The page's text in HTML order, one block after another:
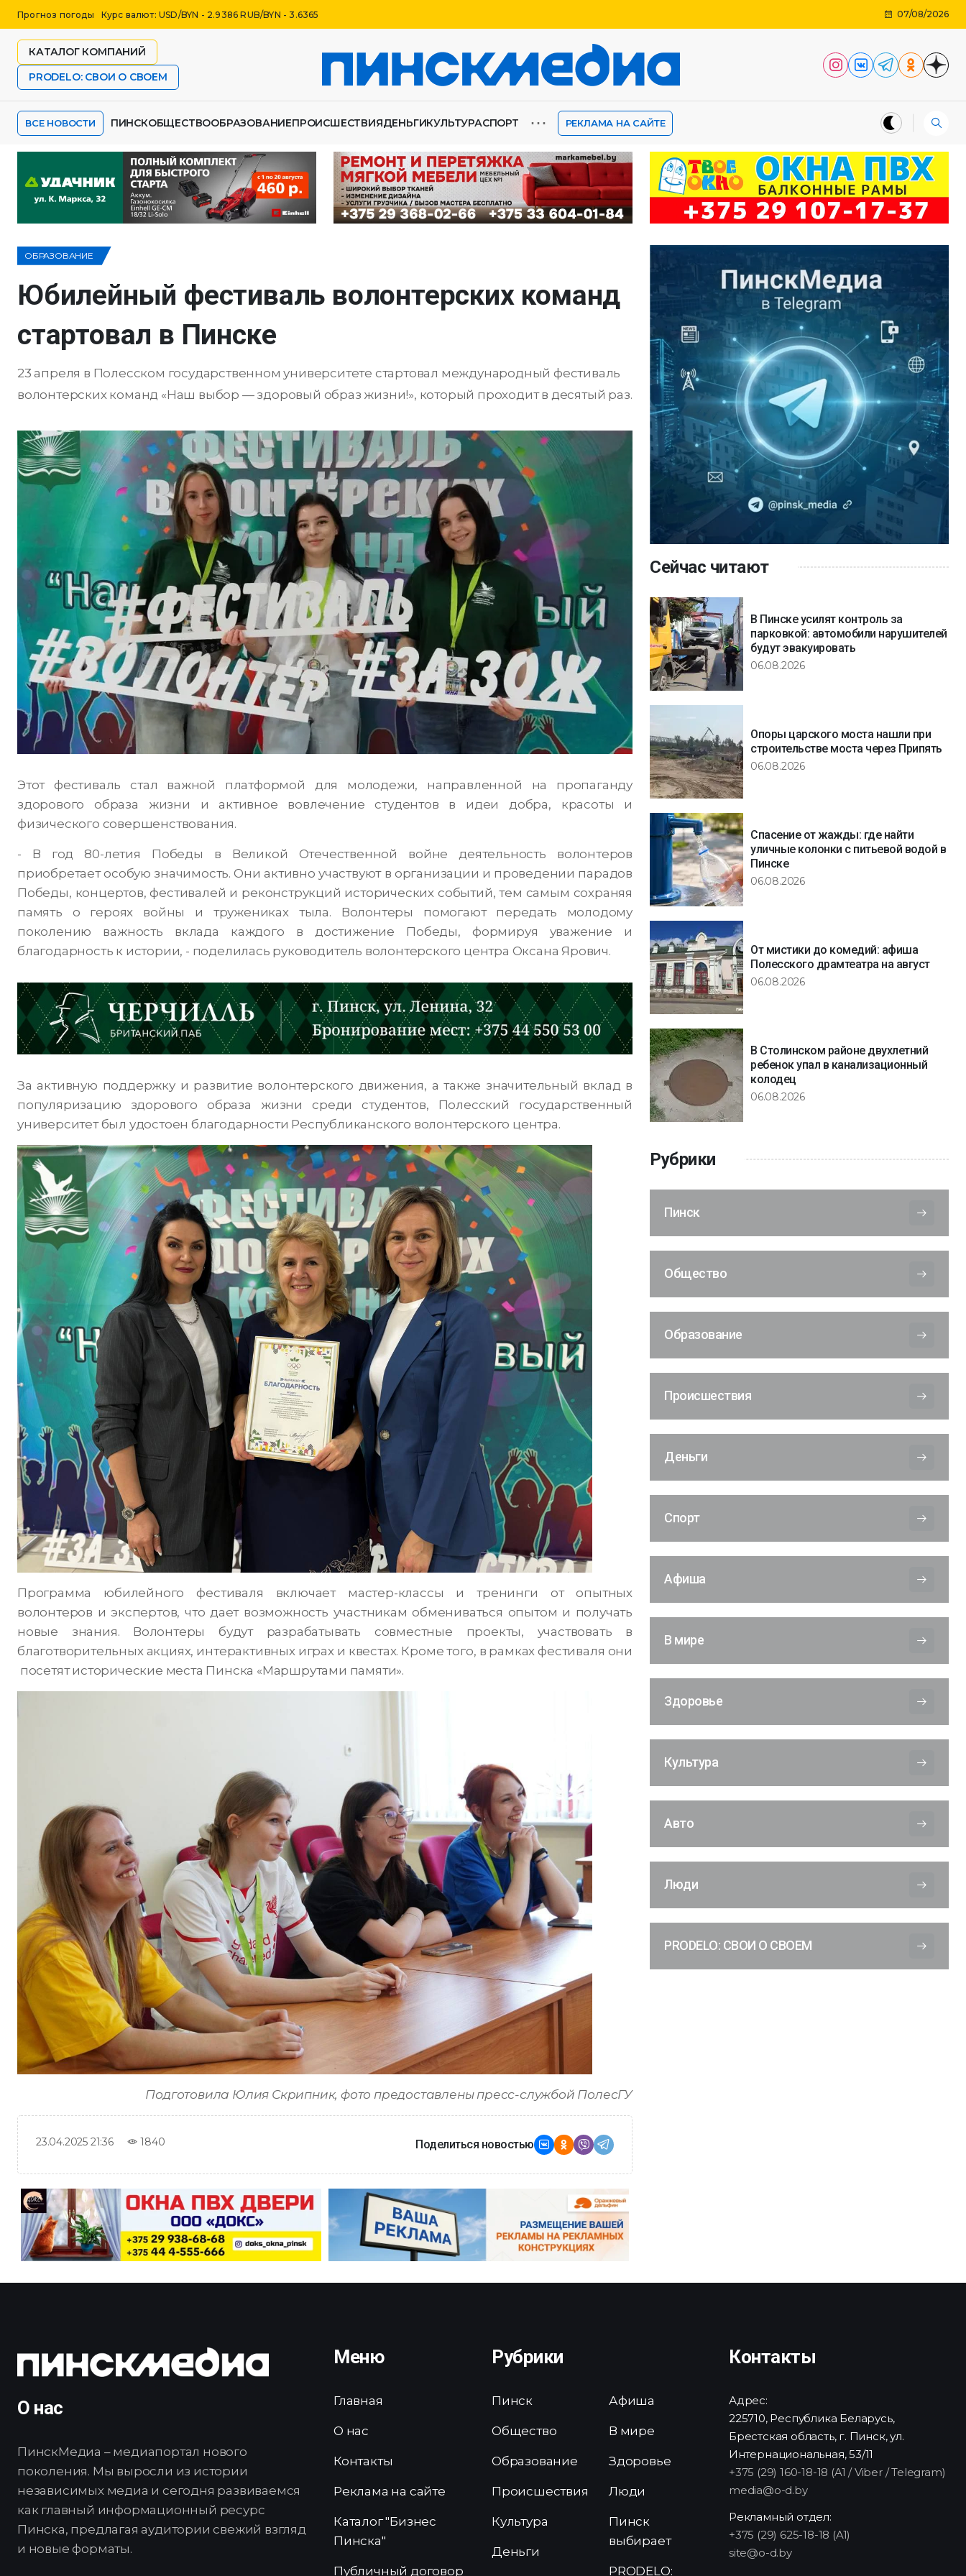
Прогноз погоды Курс валют: USD/BYN - 2.9386 RUB/BYN - 3.6365 07/08/2026
КАТАЛОГ КОМПАНИЙ
PRODELO: СВОИ О СВОЕМ
ВСЕ НОВОСТИ ПИНСКОБЩЕСТВООБРАЗОВАНИЕПРОИСШЕСТВИЯДЕНЬГИКУЛЬТУРАСПОРТ ⋯ РЕКЛАМА НА САЙТЕ
ОБРАЗОВАНИЕ
Юбилейный фестиваль волонтерских команд
стартовал в Пинске
23 апреля в Полесском государственном университете стартовал международный фестиваль
волонтерских команд «Наш выбор — здоровый образ жизни!», который проходит в десятый раз.
Этот фестиваль стал важной платформой для молодежи, направленной на пропаганду
здорового образа жизни и активное вовлечение студентов в идеи добра, красоты и
физического совершенствования.
- В год 80-летия Победы в Великой Отечественной войне деятельность волонтеров
приобретает особую значимость. Они активно участвуют в организации и проведении парадов
Победы, концертов, фестивалей и реконструкций исторических событий, тем самым сохраняя
память о героях войны и тружениках тыла. Волонтеры помогают передать молодому
поколению важность вклада каждого в достижение Победы, формируя уважение и
благодарность к истории, - поделилась руководитель волонтерского центра Оксана Ярович.
За активную поддержку и развитие волонтерского движения, а также значительный вклад в
популяризацию здорового образа жизни среди студентов, Полесский государственный
университет был удостоен благодарности Республиканского волонтерского центра.
Программа юбилейного фестиваля включает мастер-классы и тренинги от опытных
волонтеров и экспертов, что дает возможность участникам обмениваться опытом и получать
новые знания. Волонтеры будут разрабатывать совместные проекты, участвовать в
благотворительных акциях, интерактивных играх и квестах. Кроме того, в рамках фестиваля они
посетят исторические места Пинска «Маршрутами памяти».
Подготовила Юлия Скрипник, фото предоставлены пресс-службой ПолесГУ
23.04.2025 21:36 1840 Поделиться новостью
Сейчас читают
В Пинске усилят контроль за
парковкой: автомобили нарушителей
будут эвакуировать
06.08.2026
Опоры царского моста нашли при
строительстве моста через Припять
06.08.2026
Спасение от жажды: где найти
уличные колонки с питьевой водой в
Пинске
06.08.2026
От мистики до комедий: афиша
Полесского драмтеатра на август
06.08.2026
В Столинском районе двухлетний
ребенок упал в канализационный
колодец
06.08.2026
Рубрики
Пинск
Общество
Образование
Происшествия
Деньги
Спорт
Афиша
В мире
Здоровье
Культура
Авто
Люди
PRODELO: СВОИ О СВОЕМ
О нас
ПинскМедиа – медиапортал нового
поколения. Мы выросли из истории
независимых медиа и сегодня развиваемся
как главный информационный ресурс
Пинска, предлагая аудитории свежий взгляд
и новые форматы.
Меню
Главная
О нас
Контакты
Реклама на сайте
Каталог "Бизнес
Пинска"
Публичный договор
Рубрики
Пинск
Общество
Образование
Происшествия
Культура
Деньги
Афиша
В мире
Здоровье
Люди
Пинск
выбирает
PRODELO:
Контакты
Адрес:
225710, Республика Беларусь,
Брестская область, г. Пинск, ул.
Интернациональная, 53/11
+375 (29) 160-18-18 (A1 / Viber / Telegram)
media@o-d.by
Рекламный отдел:
+375 (29) 625-18-18 (A1)
site@o-d.by